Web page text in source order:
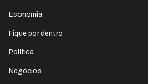
Economia
Fique por dentro
Política
Negócios